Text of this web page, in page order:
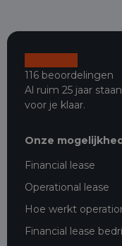
116 beoordelingen
Al ruim 25 jaar
voor je klaar.
Onze
Financial lease
Operational lease
Hoe werkt
Financial lease